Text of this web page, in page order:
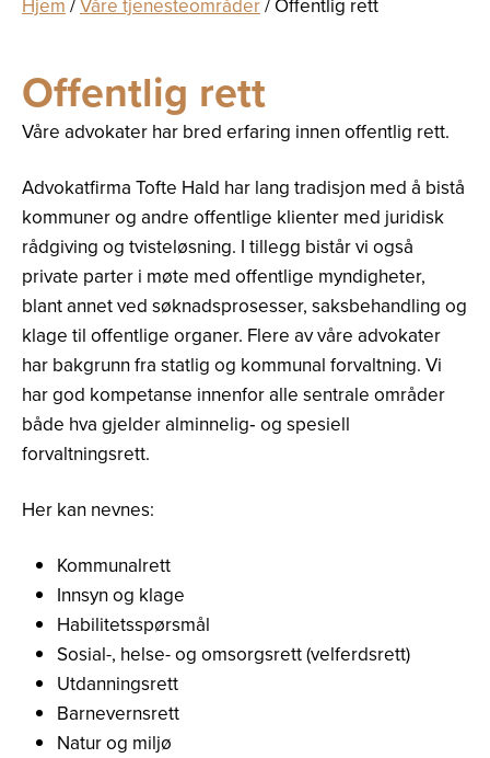
Hjem/Våre tjenesteområder/ Offentlig rett
Offentlig rett
Våre advokater har bred erfaring innen offentlig rett.
Advokatfirma Tofte Hald har lang tradisjon med å bistå
kommuner og andre offentlige klienter med juridisk
rådgiving og tvisteløsning. I tillegg bistår vi også
private parter i møte med offentlige myndigheter,
blant annet ved søknadsprosesser, saksbehandling og
klage til offentlige organer. Flere av våre advokater
har bakgrunn fra statlig og kommunal forvaltning. Vi
har god kompetanse innenfor alle sentrale områder
både hva gjelder alminnelig‐ og spesiell
forvaltningsrett.
Her kan nevnes:
Kommunalrett
Innsyn og klage
Habilitetsspørsmål
Sosial-, helse- og omsorgsrett (velferdsrett)
Utdanningsrett
Barnevernsrett
Natur og miljø